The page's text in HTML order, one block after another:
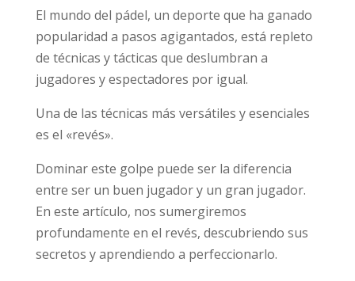
El mundo del pádel, un deporte que ha ganado
popularidad a pasos agigantados, está repleto
de técnicas y tácticas que deslumbran a
jugadores y espectadores por igual.
Una de las técnicas más versátiles y esenciales
es el «revés».
Dominar este golpe puede ser la diferencia
entre ser un buen jugador y un gran jugador.
En este artículo, nos sumergiremos
profundamente en el revés, descubriendo sus
secretos y aprendiendo a perfeccionarlo.